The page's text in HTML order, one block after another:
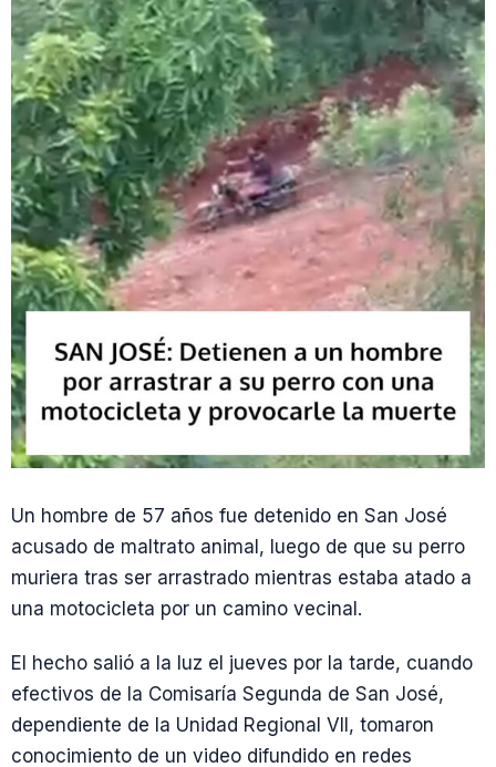
Un hombre de 57 años fue detenido en San José
acusado de maltrato animal, luego de que su perro
muriera tras ser arrastrado mientras estaba atado a
una motocicleta por un camino vecinal.
El hecho salió a la luz el jueves por la tarde, cuando
efectivos de la Comisaría Segunda de San José,
dependiente de la Unidad Regional VII, tomaron
conocimiento de un video difundido en redes